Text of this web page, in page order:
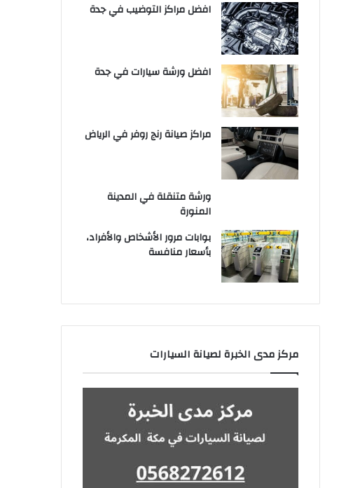
افضل مراكز التوضيب في جدة
افضل ورشة سيارات في جدة
مراكز صيانة رنج روفر في الرياض
ورشة متنقلة في المدينة
المنورة
بوابات مرور الأشخاص والأفراد،
بأسعار منافسة
مركز مدى الخبرة لصيانة السيارات